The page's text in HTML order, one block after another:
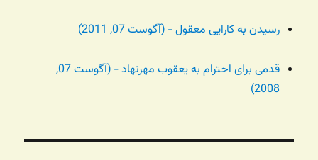
رسیدن به کارایی معقول - (آگوست 07, 2011)
قدمی برای احترام به یعقوب مهرنهاد - (آگوست 07,
2008)